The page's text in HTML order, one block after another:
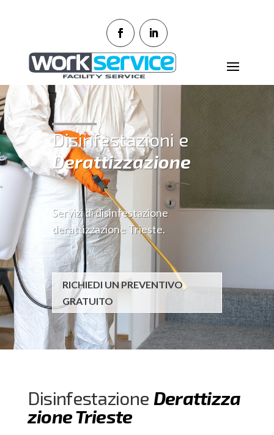
Disinfestazioni e
Derattizzazione
Servizi di disinfestazione
derattizzazione Trieste.
RICHIEDI UN PREVENTIVO
GRATUITO
Disinfestazione Derattizza
zione Trieste